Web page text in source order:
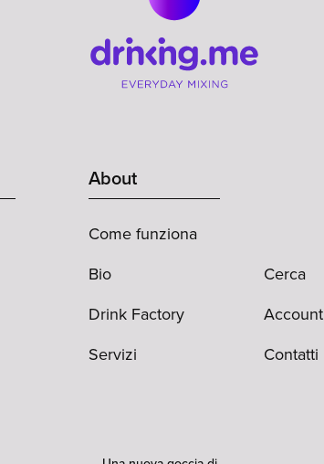
About
Come funziona
Bio
Drink Factory
Servizi
Cerca
Account
Contatti